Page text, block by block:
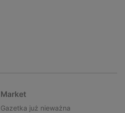
Market
Gazetka już nieważna